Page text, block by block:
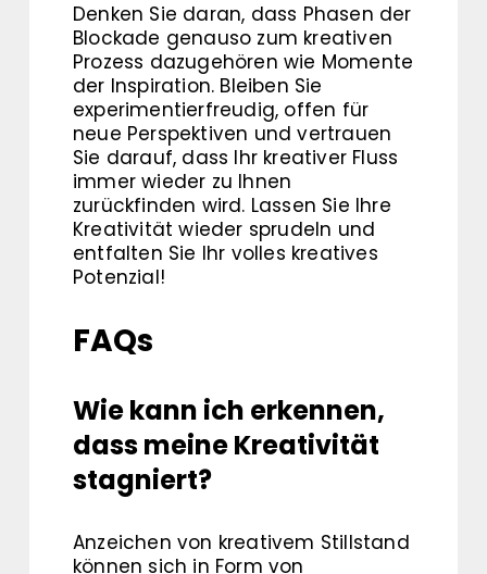
Denken Sie daran, dass Phasen der
Blockade genauso zum kreativen
Prozess dazugehören wie Momente
der Inspiration. Bleiben Sie
experimentierfreudig, offen für
neue Perspektiven und vertrauen
Sie darauf, dass Ihr kreativer Fluss
immer wieder zu Ihnen
zurückfinden wird. Lassen Sie Ihre
Kreativität wieder sprudeln und
entfalten Sie Ihr volles kreatives
Potenzial!
FAQs
Wie kann ich erkennen,
dass meine Kreativität
stagniert?
Anzeichen von kreativem Stillstand
können sich in Form von